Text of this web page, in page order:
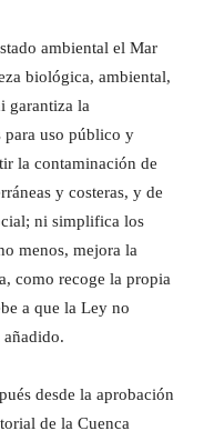
ambiental el Mar
biológica, ambiental,
garantiza la
para uso público y
la contaminación de
y costeras, y de
ni simplifica los
menos, mejora la
como recoge la propia
a que la Ley no
desde la aprobación
de la Cuenca